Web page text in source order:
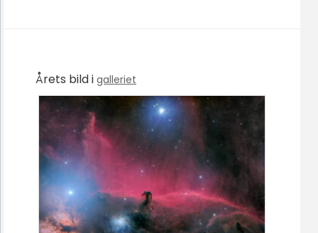
Årets bild i galleriet